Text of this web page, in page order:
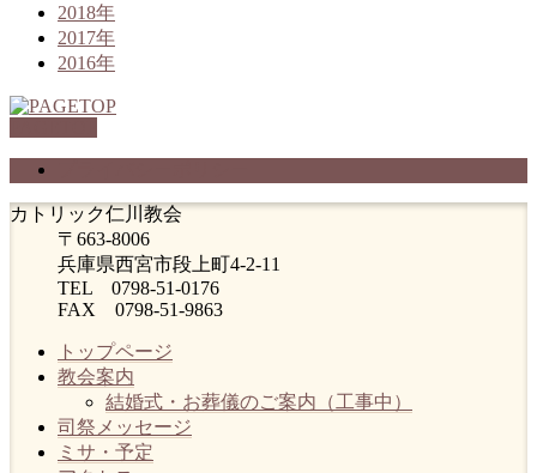
2018年
2017年
2016年
カトリック仁川教会
〒663-8006
兵庫県西宮市段上町4-2-11
TEL 0798-51-0176
FAX 0798-51-9863
トップページ
教会案内
結婚式・お葬儀のご案内（工事中）
司祭メッセージ
ミサ・予定